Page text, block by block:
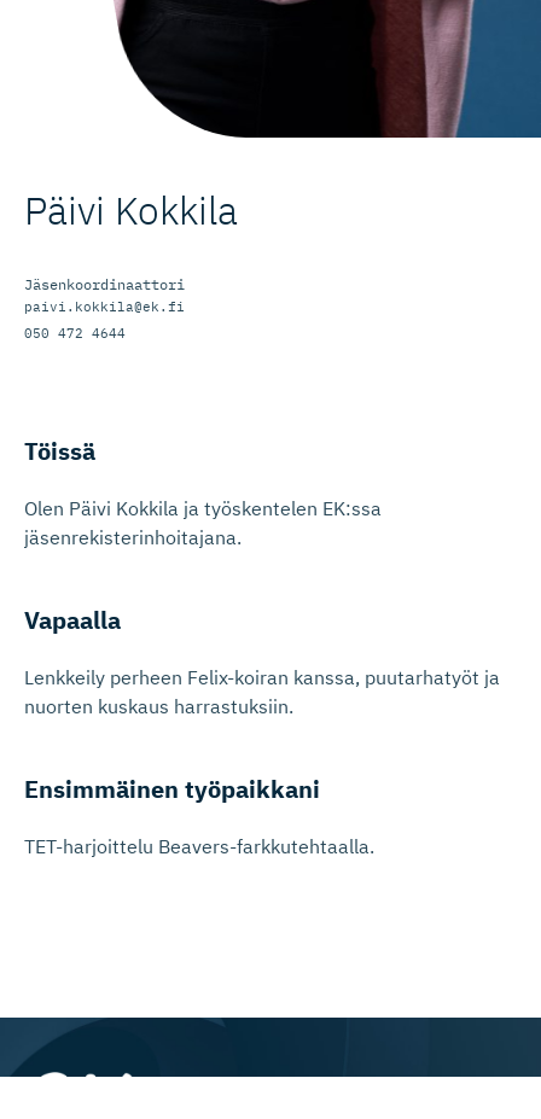
Päivi Kokkila
Jäsenkoordinaattori
paivi.kokkila@ek.fi
050 472 4644
Töissä
Olen Päivi Kokkila ja työskentelen EK:ssa
jäsenrekisterinhoitajana.
Vapaalla
Lenkkeily perheen Felix-koiran kanssa, puutarhatyöt ja
nuorten kuskaus harrastuksiin.
Ensimmäinen työpaikkani
TET-harjoittelu Beavers-farkkutehtaalla.